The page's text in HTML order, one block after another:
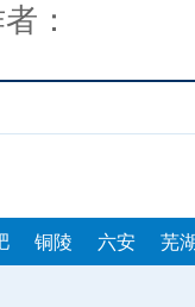
：
铜陵 六安 芜